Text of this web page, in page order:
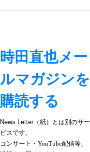
ン
時田直也メー
ルマガジンを
購読する
News Letter（紙）とは別のサー
ビスです。
コンサート・YouTube配信等、